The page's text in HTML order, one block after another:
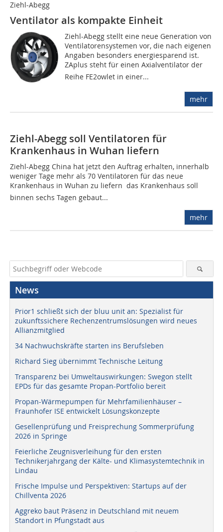
Ziehl-Abegg
Ventilator als kompakte Einheit
Ziehl-Abegg stellt eine neue Generation von
Ventilatorensystemen vor, die nach eigenen
Angaben besonders energiesparend ist.
ZAplus steht für einen Axialventilator der
Reihe FE2owlet in einer...
mehr
Ziehl-Abegg soll Ventilatoren für
Krankenhaus in Wuhan liefern
Ziehl-Abegg China hat jetzt den Auftrag erhalten, innerhalb
weniger Tage mehr als 70 Ventilatoren für das neue
Krankenhaus in Wuhan zu liefern  das Krankenhaus soll
binnen sechs Tagen gebaut...
mehr
News
Prior1 schließt sich der bluu unit an: Spezialist für
zukunftssichere Rechenzentrumslösungen wird neues
Allianzmitglied
34 Nachwuchskräfte starten ins Berufsleben
Richard Sieg übernimmt Technische Leitung
Transparenz bei Umweltauswirkungen: Swegon stellt
EPDs für das gesamte Propan-Portfolio bereit
Propan-Wärmepumpen für Mehrfamilienhäuser –
Fraunhofer ISE entwickelt Lösungskonzepte
Gesellenprüfung und Freisprechung Sommerprüfung
2026 in Springe
Feierliche Zeugnisverleihung für den ersten
Technikerjahrgang der Kälte- und Klimasystemtechnik in
Lindau
Frische Impulse und Perspektiven: Startups auf der
Chillventa 2026
Aggreko baut Präsenz in Deutschland mit neuem
Standort in Pfungstadt aus